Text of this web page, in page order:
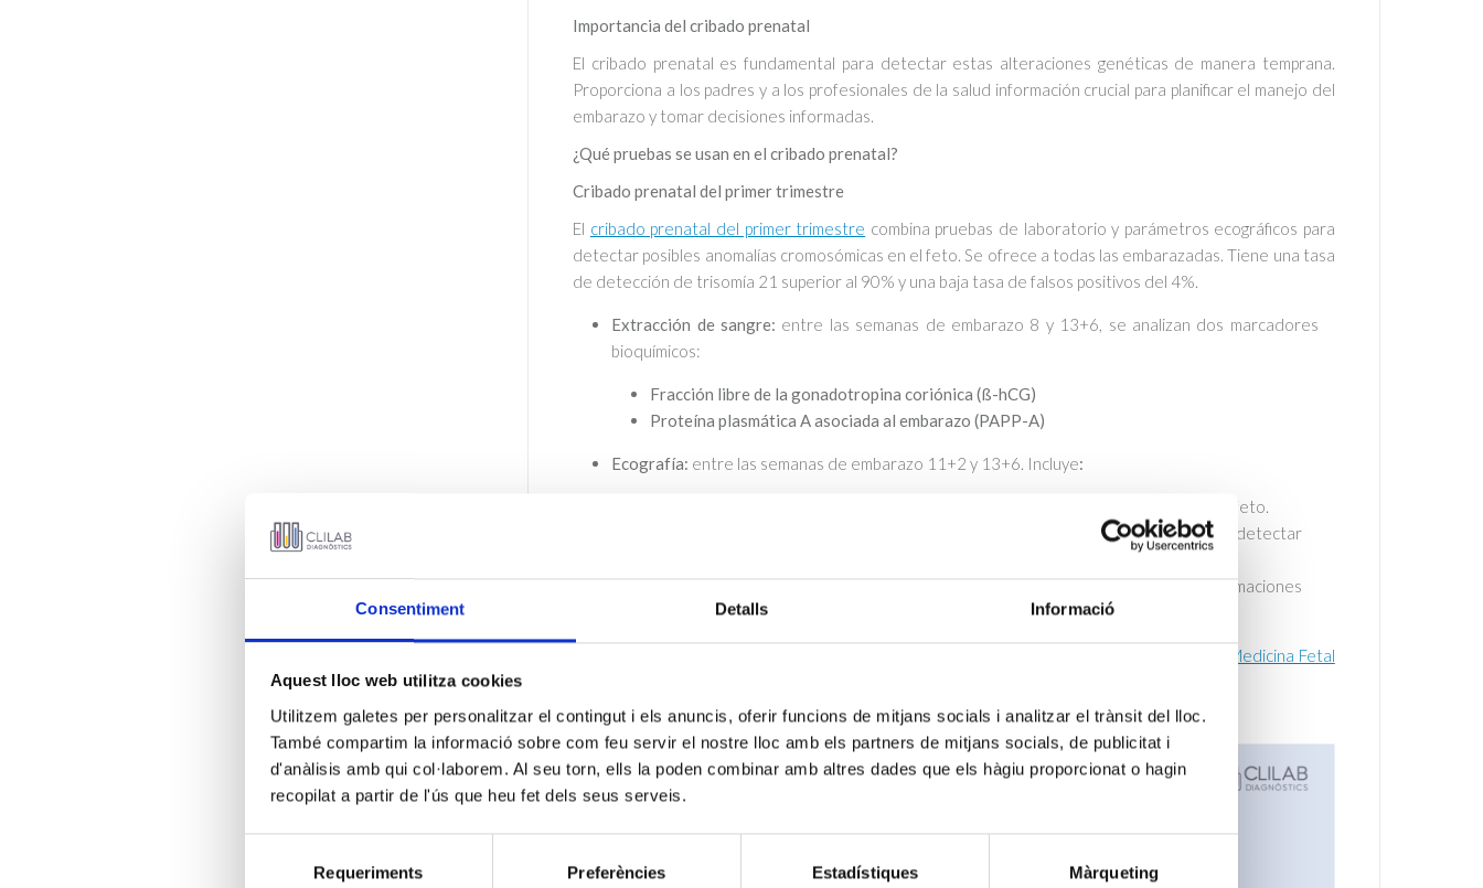
Consentiment Detalls Informació
Aquest lloc web utilitza cookies
Utilitzem galetes per personalitzar el contingut i els anuncis, oferir funcions de mitjans socials i analitzar el trànsit del lloc.
També compartim la informació sobre com feu servir el nostre lloc amb els partners de mitjans socials, de publicitat i
d'anàlisis amb qui col·laborem. Al seu torn, ells la poden combinar amb altres dades que els hàgiu proporcionat o hagin
recopilat a partir de l'ús que heu fet dels seus serveis.
Requeriments Preferències Estadístiques Màrqueting
Importancia del cribado prenatal
El cribado prenatal es fundamental para detectar estas alteraciones genéticas de manera temprana.
Proporciona a los padres y a los profesionales de la salud información crucial para planificar el manejo del
embarazo y tomar decisiones informadas.
¿Qué pruebas se usan en el cribado prenatal?
Cribado prenatal del primer trimestre
El cribado prenatal del primer trimestre combina pruebas de laboratorio y parámetros ecográficos para
detectar posibles anomalías cromosómicas en el feto. Se ofrece a todas las embarazadas. Tiene una tasa
de detección de trisomía 21 superior al 90% y una baja tasa de falsos positivos del 4%.
Extracción de sangre: entre las semanas de embarazo 8 y 13+6, se analizan dos marcadores
bioquímicos:
Fracción libre de la gonadotropina coriónica (ß-hCG)
Proteína plasmática A asociada al embarazo (PAPP-A)
Ecografía: entre las semanas de embarazo 11+2 y 13+6. Incluye:
se mide la longitud cráneo-caudal (LCC) del feto.
se mide el grosor de la TN, un marcador crucial para detectar
evalúa la vitalidad fetal y puede detectar malformaciones
Fundación de Medicina Fetal
Figura 1.Cribado prenatal del primer trimestre